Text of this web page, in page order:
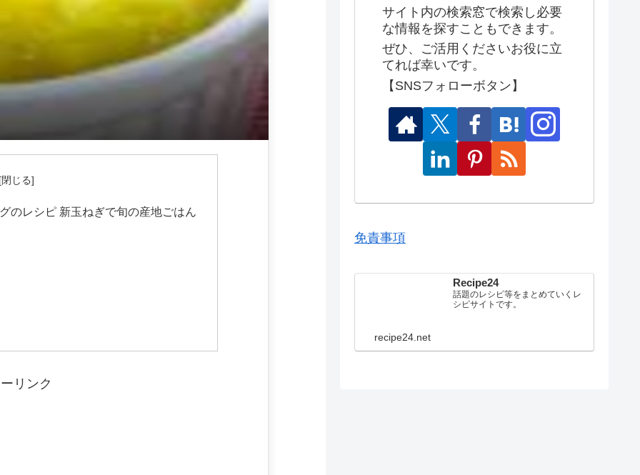
のレシピ 新玉ねぎで旬の産地ごはん
リンク
サイト内の検索窓で検索し必要
な情報を探すこともできます。
ぜひ、ご活用くださいお役に立
てれば幸いです。
【SNSフォローボタン】
免責事項
Recipe24
話題のレシピ等をまとめていくレ
シピサイトです。
recipe24.net